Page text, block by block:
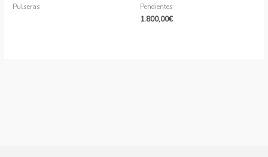
Pulseras
Pendientes
1.800,00€